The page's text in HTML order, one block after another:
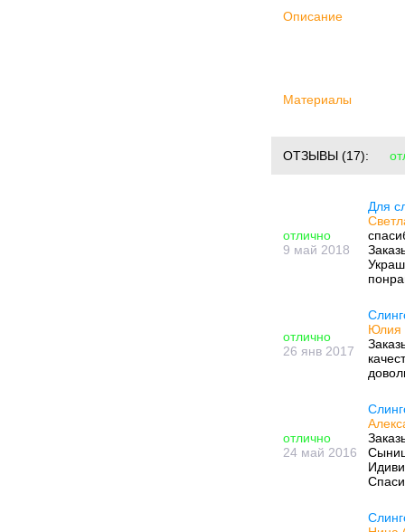
Описание
Материалы
ОТЗЫВЫ (17):
отлично
9 май 2018
Для
отлично
26 янв 2017
Юлия
отлично
24 май 2016